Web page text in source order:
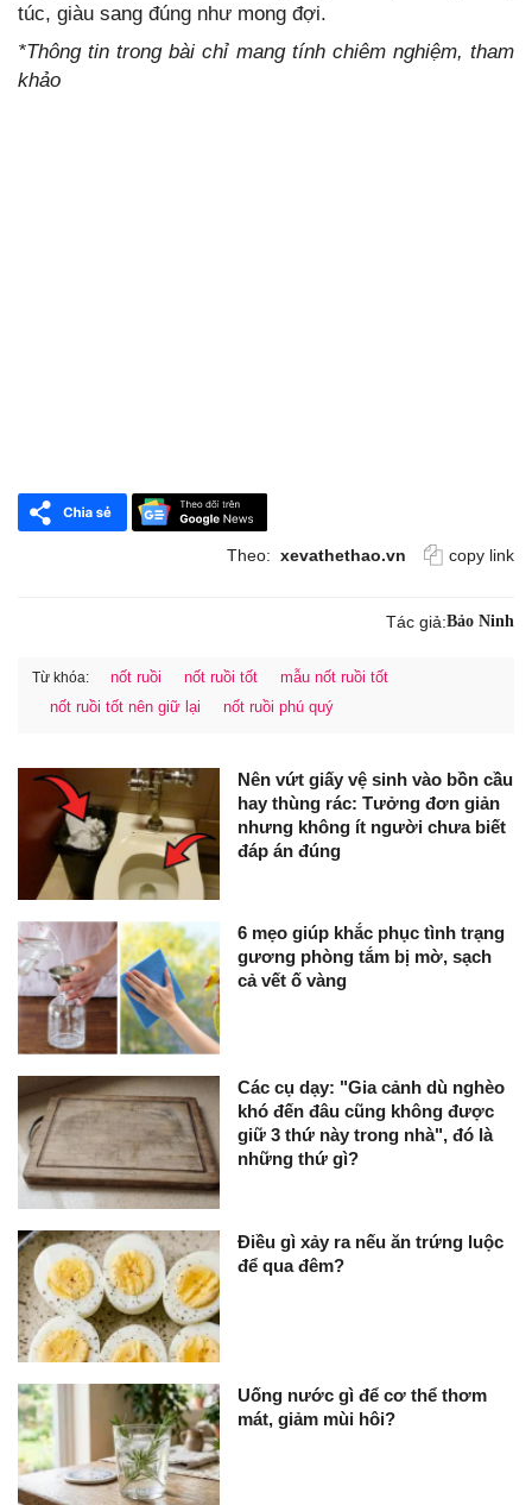
túc, giàu sang đúng như mong đợi.
*Thông tin trong bài chỉ mang tính chiêm nghiệm, tham
khảo
Theo: xevathethao.vn copy link
Tác giả:Bảo Ninh
Từ khóa: nốt ruồi nốt ruồi tốt
mẫu nốt ruồi tốt
nốt ruồi tốt nên giữ lại
nốt ruồi phú quý
Nên vứt giấy vệ sinh vào bồn cầu
hay thùng rác: Tưởng đơn giản
nhưng không ít người chưa biết
đáp án đúng
6 mẹo giúp khắc phục tình trạng
gương phòng tắm bị mờ, sạch
cả vết ố vàng
Các cụ dạy: "Gia cảnh dù nghèo
khó đến đâu cũng không được
giữ 3 thứ này trong nhà", đó là
những thứ gì?
Điều gì xảy ra nếu ăn trứng luộc
để qua đêm?
Uống nước gì để cơ thể thơm
mát, giảm mùi hôi?